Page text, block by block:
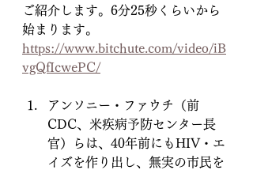
ご紹介します。6分25秒くらいから
始まります。
https://www.bitchute.com/video/iB
vgQfIcwePC/
アンソニー・ファウチ（前
CDC、米疾病予防センター長
官）らは、40年前にもHIV・エ
イズを作り出し、無実の市民を